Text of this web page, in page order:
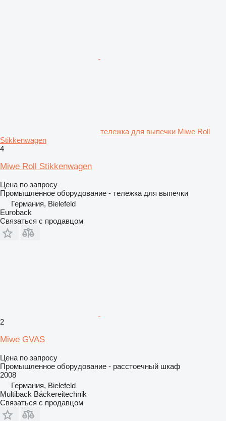
тележка для выпечки Miwe Roll
Stikkenwagen
4
Miwe Roll Stikkenwagen
Цена по запросу
Промышленное оборудование - тележка для выпечки
Германия, Bielefeld
Euroback
Связаться с продавцом
2
Miwe GVAS
Цена по запросу
Промышленное оборудование - расстоечный шкаф
2008
Германия, Bielefeld
Multiback Bäckereitechnik
Связаться с продавцом